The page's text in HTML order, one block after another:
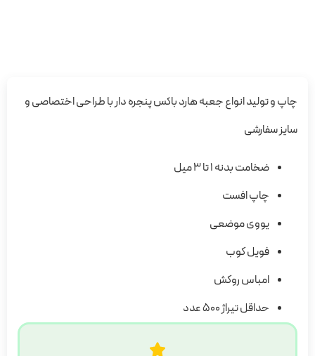
چاپ و تولید انواع جعبه هارد باکس پنجره دار با طراحی اختصاصی و
سایز سفارشی
ضخامت بدنه 1 تا 3 میل
چاپ افست
یووی موضعی
فویل کوب
امباس روکش
حداقل تیراژ 500 عدد